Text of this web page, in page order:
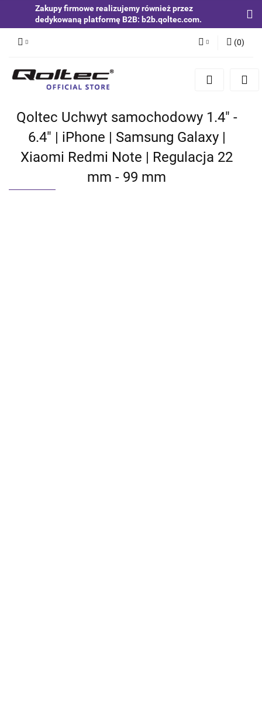
Zakupy firmowe realizujemy również przez
dedykowaną platformę B2B: b2b.qoltec.com.
Zaloguj się
Zgody cookies
(0)
Qoltec Uchwyt samochodowy 1.4" -
6.4" | iPhone | Samsung Galaxy |
Xiaomi Redmi Note | Regulacja 22
mm - 99 mm